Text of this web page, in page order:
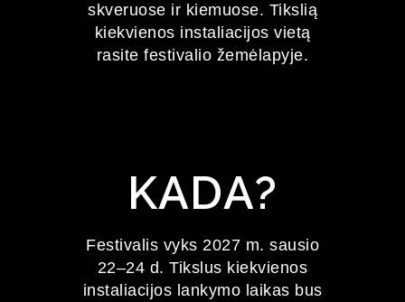
skveruose ir kiemuose. Tikslią
kiekvienos instaliacijos vietą
rasite festivalio žemėlapyje.
KADA?
Festivalis vyks 2027 m. sausio
22–24 d. Tikslus kiekvienos
instaliacijos lankymo laikas bus